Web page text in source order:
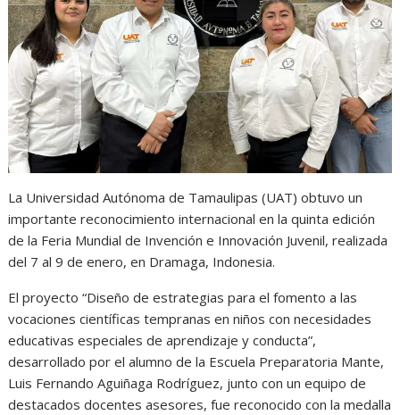
A
p
p
o
o
k
n
g
e
r
r
a
m
La Universidad Autónoma de Tamaulipas (UAT) obtuvo un
importante reconocimiento internacional en la quinta edición
de la Feria Mundial de Invención e Innovación Juvenil, realizada
del 7 al 9 de enero, en Dramaga, Indonesia.
El proyecto “Diseño de estrategias para el fomento a las
vocaciones científicas tempranas en niños con necesidades
educativas especiales de aprendizaje y conducta”,
desarrollado por el alumno de la Escuela Preparatoria Mante,
Luis Fernando Aguiñaga Rodríguez, junto con un equipo de
destacados docentes asesores, fue reconocido con la medalla